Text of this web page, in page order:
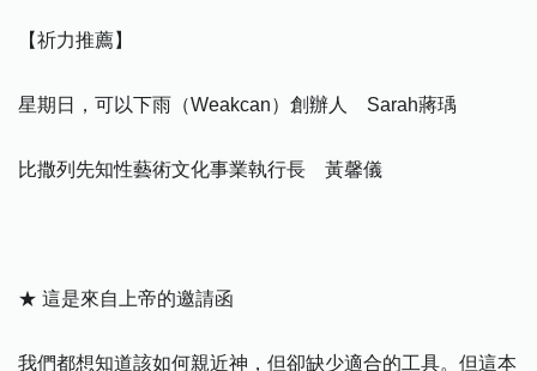
【祈力推薦】
星期日，可以下雨（Weakcan）創辦人 Sarah蔣瑀
比撒列先知性藝術文化事業執行長 黃馨儀
★ 這是來自上帝的邀請函
我們都想知道該如何親近神，但卻缺少適合的工具。但這本